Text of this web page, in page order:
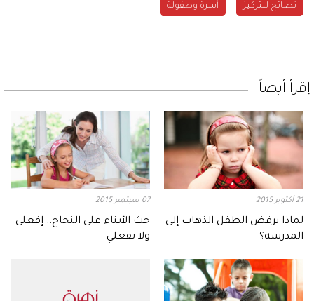
نصائح للتركيز أسرة وطفولة
إقرأ أيضاً
21 أكتوبر 2015
لماذا يرفض الطفل الذهاب إلى
المدرسة؟
07 سبتمبر 2015
حث الأبناء على النجاح.. إفعلي
ولا تفعلي